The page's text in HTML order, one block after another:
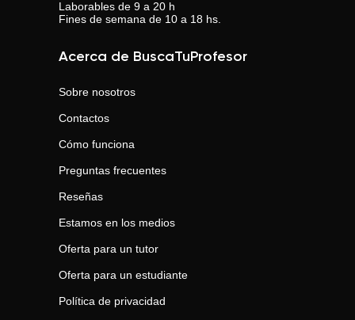
Laborables de 9 a 20 h
Fines de semana de 10 a 18 hs.
Acerca de BuscaTuProfesor
Sobre nosotros
Contactos
Cómo funciona
Preguntas frecuentes
Reseñas
Estamos en los medios
Oferta para un tutor
Oferta para un estudiante
Política de privacidad